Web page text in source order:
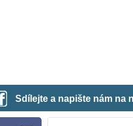
Sdílejte a napište nám na